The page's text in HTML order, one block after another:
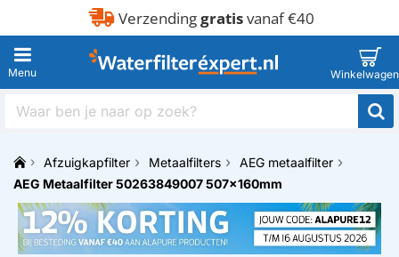
Verzendinggratisvanaf €40
Waar
naar
oph
m
e
Afzuigkapfilter Metaalfilters
AEG metaalfilter
AEG Metaalfilter 50263849007 507x160mm